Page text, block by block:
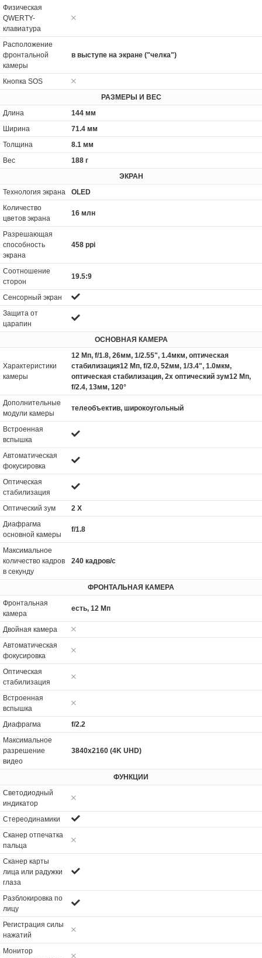
Физическая
QWERTY-
клавиатура
Расположение
фронтальной
камеры
в выступе на экране ("челка")
Кнопка SOS
РАЗМЕРЫ И ВЕС
Длина
144 мм
Ширина
71.4 мм
Толщина
8.1 мм
Вес
188 г
ЭКРАН
Технология экрана
OLED
Количество
цветов экрана
16 млн
Разрешающая
способность
экрана
458 ppi
Соотношение
сторон
19.5:9
Сенсорный экран
Защита от
царапин
ОСНОВНАЯ КАМЕРА
Характеристики
камеры
12 Мп, f/1.8, 26мм, 1/2.55", 1.4мкм, оптическая
стабилизация12 Мп, f/2.0, 52мм, 1/3.4", 1.0мкм,
оптическая стабилизация, 2x оптический зум12 Мп,
f/2.4, 13мм, 120°
Дополнительные
модули камеры
телеобъектив, широкоугольный
Встроенная
вспышка
Автоматическая
фокусировка
Оптическая
стабилизация
Оптический зум
2 Х
Диафрагма
основной камеры
f/1.8
Максимальное
количество кадров
в секунду
240 кадров/с
ФРОНТАЛЬНАЯ КАМЕРА
Фронтальная
камера
есть, 12 Мп
Двойная камера
Автоматическая
фокусировка
Оптическая
стабилизация
Встроенная
вспышка
Диафрагма
f/2.2
Максимальное
разрешение
видео
3840x2160 (4K UHD)
ФУНКЦИИ
Светодиодный
индикатор
Стереодинамики
Сканер отпечатка
пальца
Сканер карты
лица или радужки
глаза
Разблокировка по
лицу
Регистрация силы
нажатий
Монитор